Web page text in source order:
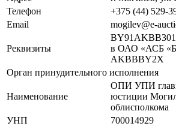
Телефон
+375 (44) 529-
Email
mogilev@e-
Реквизиты
в ОАО «АСБ
AKBBBY2X
Орган принудительного исполнения
Наименование
ОПИ УПИ
юстиции
облисполкома
УНП
700014929